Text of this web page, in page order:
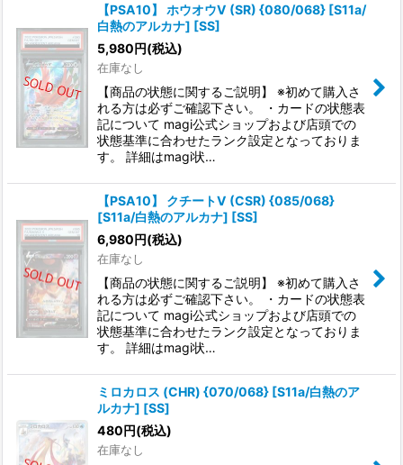
【PSA10】 ホウオウV (SR) {080/068} [S11a/
白熱のアルカナ] [SS]
5,980円(税込)
在庫なし
【商品の状態に関するご説明】 ※初めて購入さ
れる方は必ずご確認下さい。 ・カードの状態表
記について magi公式ショップおよび店頭での
状態基準に合わせたランク設定となっておりま
す。 詳細はmagi状…
【PSA10】 クチートV (CSR) {085/068}
[S11a/白熱のアルカナ] [SS]
6,980円(税込)
在庫なし
【商品の状態に関するご説明】 ※初めて購入さ
れる方は必ずご確認下さい。 ・カードの状態表
記について magi公式ショップおよび店頭での
状態基準に合わせたランク設定となっておりま
す。 詳細はmagi状…
ミロカロス (CHR) {070/068} [S11a/白熱のア
ルカナ] [SS]
480円(税込)
在庫なし